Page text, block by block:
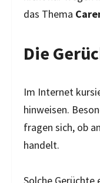
das Thema
Die
Im Internet
hinweisen.
fragen sich, ob
handelt.